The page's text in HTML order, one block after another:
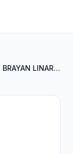
BRAYAN LINARES CRUZ